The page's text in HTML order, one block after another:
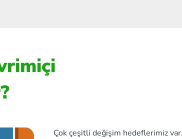
Çok çeşitli değişim hedeflerimiz var.